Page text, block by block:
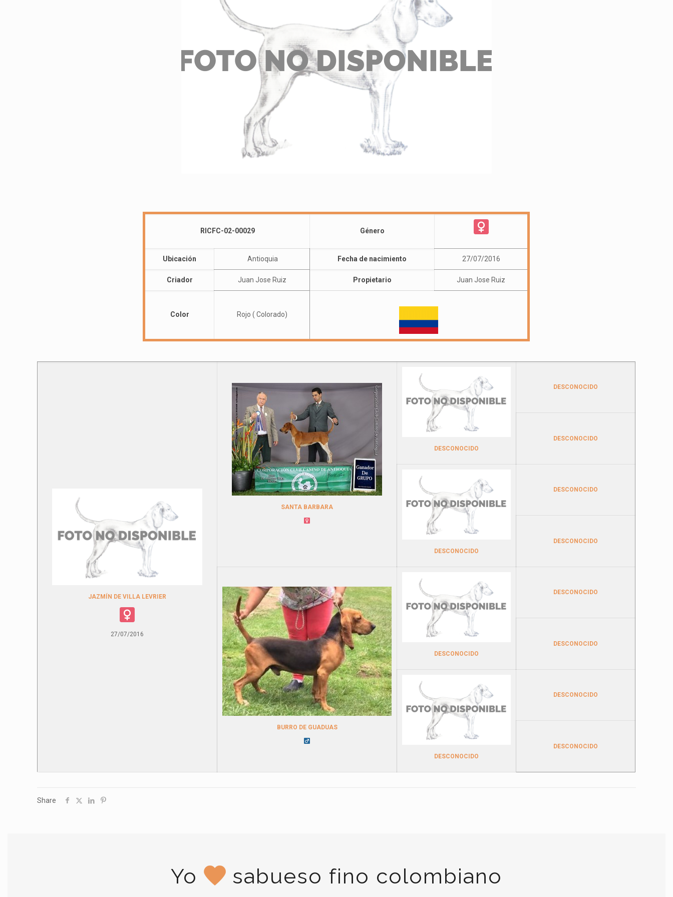
RICFC-02-00029 Género
Ubicación Antioquia Fecha de nacimiento 27/07/2016
Criador Juan Jose Ruiz Propietario Juan Jose Ruiz
Color Rojo ( Colorado)
JAZMÍN DE VILLA LEVRIER
27/07/2016
SANTA BARBARA
DESCONOCIDO
DESCONOCIDO
DESCONOCIDO
DESCONOCIDO
DESCONOCIDO
DESCONOCIDO
BURRO DE GUADUAS
DESCONOCIDO
DESCONOCIDO
DESCONOCIDO
DESCONOCIDO
DESCONOCIDO
DESCONOCIDO
Share
Yo sabueso fino colombiano